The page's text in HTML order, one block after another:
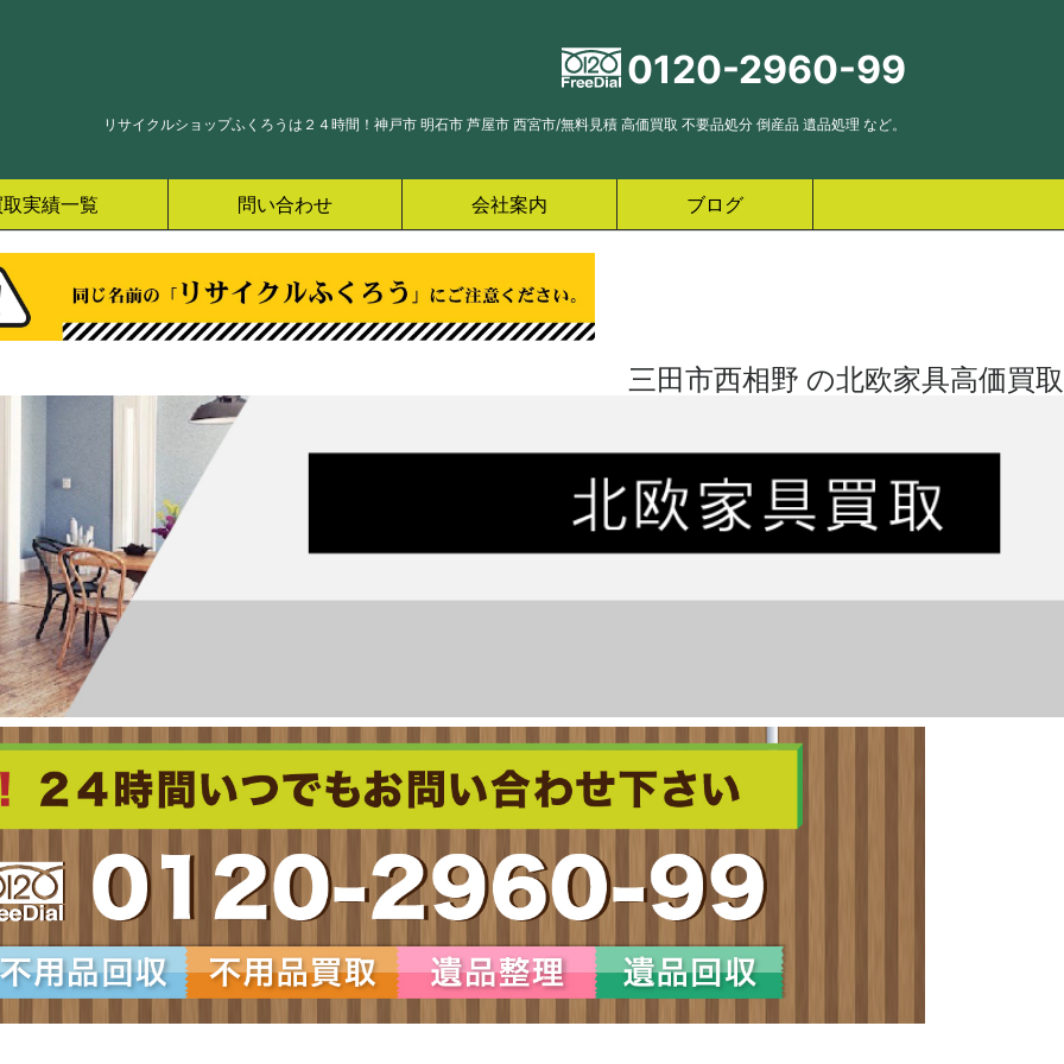
0120-2960-99
リサイクルショップふくろうは２４時間！神戸市 明石市 芦屋市 西宮市/無料見積 高価買取 不要品処分 倒産品 遺品処理 など。
実績一覧 問い合わせ 会社案内 ブログ
三田市西相野 の北欧家具高価買取